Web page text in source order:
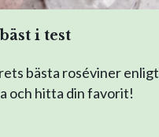
i test
bästa roséviner enligt
och hitta din favorit!